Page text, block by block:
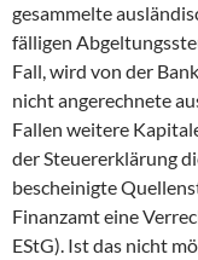
gesammelte
fälligen
Fall, wird von der
nicht angerechnete
Fallen weitere
der Steuererklärung
bescheinigte
Finanzamt eine
EStG). Ist das nicht